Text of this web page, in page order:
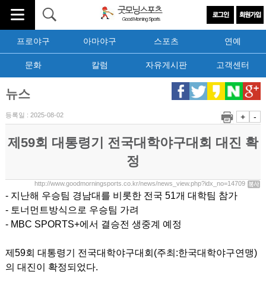
프로야구 아마야구 스포츠 연예
문화 칼럼 자유게시판 고객센터
뉴스
등록일 : 2025-08-02 + -
제59회 대통령기 전국대학야구대회 대진 확
정
http://www.goodmorningsports.co.kr/news/news_view.php?idx_no=14709
- 지난해 우승팀 경남대를 비롯한 전국 51개 대학팀 참가
- 토너먼트방식으로 우승팀 가려
- MBC SPORTS+에서 결승전 생중계 예정
제59회 대통령기 전국대학야구대회(주최:한국대학야구연맹)
의 대진이 확정되었다.